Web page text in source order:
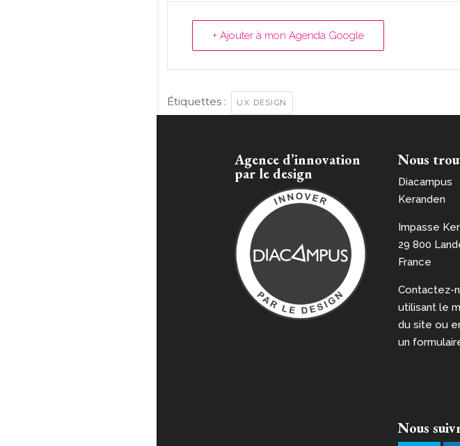
+ Ajouter à mon Agenda Google
Étiquettes : UX DESIGN
Agence d’innovation
par le design
Nous
Diacampus
Keranden
Impasse
29 800
France
Contactez-
utilisant le
du site ou
un
Nous